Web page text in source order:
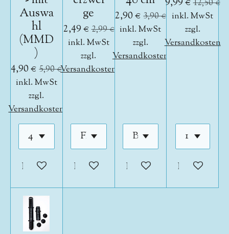
Auswa
hl
(MMD
)
4,90 € 5,90 €
inkl. MwSt
zzgl.
Versandkosten
In den Warenkorb
ge
2,49 €2,99 €
inkl. MwSt
zzgl.
Versandkosten
In den Warenkorb
2,90 € 3,90 €
inkl. MwSt
zzgl.
Versandkosten
In den Warenkorb
12,50 €
inkl. MwSt
zzgl.
Versandkosten
In den